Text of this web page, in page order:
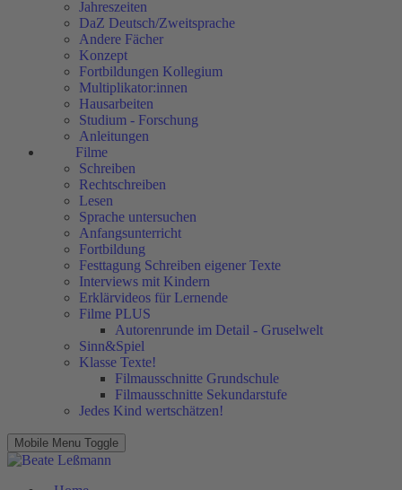
Jahreszeiten
DaZ Deutsch/Zweitsprache
Andere Fächer
Konzept
Fortbildungen Kollegium
Multiplikator:innen
Hausarbeiten
Studium - Forschung
Anleitungen
Filme
Schreiben
Rechtschreiben
Lesen
Sprache untersuchen
Anfangsunterricht
Fortbildung
Festtagung Schreiben eigener Texte
Interviews mit Kindern
Erklärvideos für Lernende
Filme PLUS
Autorenrunde im Detail - Gruselwelt
Sinn&Spiel
Klasse Texte!
Filmausschnitte Grundschule
Filmausschnitte Sekundarstufe
Jedes Kind wertschätzen!
Mobile Menu Toggle